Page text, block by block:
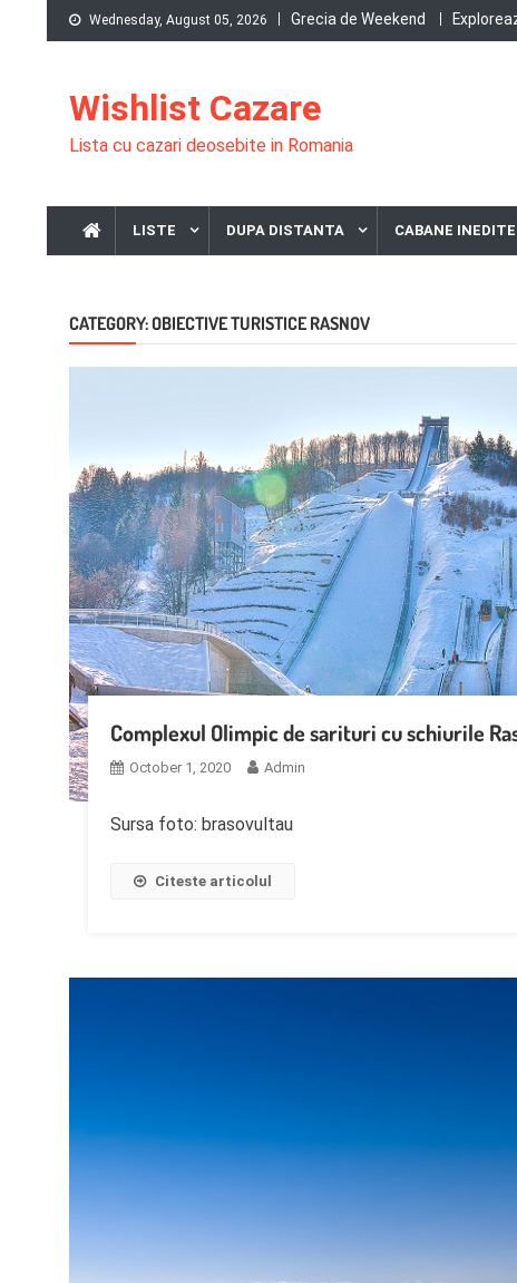
Skip
to
Wednesday, August 05, 2026 Grecia de Weekend
Wishlist Cazare
Lista cu cazari deosebite in Romania
LISTE DUPA DISTANTA CABANE INEDITE
CATEGORY:OBIECTIVE TURISTICE RASNOV
Complexul Olimpic de sarituri cu schiurile
October 1, 2020 Admin
Sursa foto: brasovultau
Citeste articolul